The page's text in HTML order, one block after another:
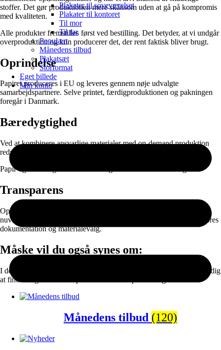
Plakater til soveværelset
Plakater til kontoret
Til mor
Til far
Populært
Månedens tilbud
Plakatsæt
Storformat
Eget billede
Min konto
stoffer. Det gør produktionen mere skånsom uden at gå på kompromis
med kvaliteten.
Alle produkter fremstilles først ved bestilling. Det betyder, at vi undgår
overproduktion og kun producerer det, der rent faktisk bliver brugt.
Oprindelse
Papiret produceres i EU og leveres gennem nøje udvalgte
samarbejdspartnere. Selve printet, færdigproduktionen og pakningen
foregår i Danmark.
Bæredygtighed
Ved at kombinere ansvarlige materialer med on-demand produktion
reducerer vi spild og unødvendig lagerproduktion.
Papir og emballage kan sorteres til genanvendelse efter brug.
Transparens
Oplysningerne er baseret på data fra vores leverandører og vores
nuværende produktionssetup. Vi arbejder løbende på at forbedre vores
dokumentation og materialevalg.
Måske vil du også synes om:
I denne sektion finder du populære kategorier der gør det lettere for dig
at finde en gave eller en plakat eller lærredprint til dig selv.
Månedens tilbud (120)